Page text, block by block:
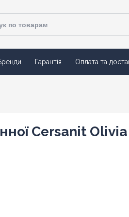
Гарантія Оплата та
Cersanit Olivia